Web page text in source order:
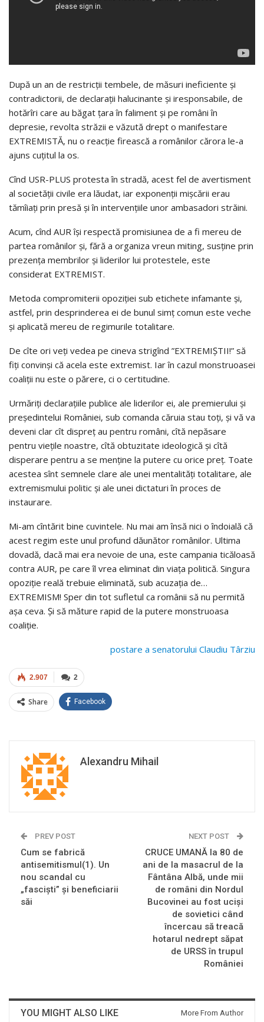
După un an de restricții tembele, de măsuri ineficiente și
contradictorii, de declarații halucinante și iresponsabile, de
hotărîri care au băgat țara în faliment și pe români în
depresie, revolta străzii e văzută drept o manifestare
EXTREMISTĂ, nu o reacție firească a românilor cărora le-a
ajuns cuțitul la os.
Cînd USR-PLUS protesta în stradă, acest fel de avertisment
al societății civile era lăudat, iar exponenții mișcării erau
tămîiați prin presă și în intervențiile unor ambasadori străini.
Acum, cînd AUR își respectă promisiunea de a fi mereu de
partea românilor și, fără a organiza vreun miting, susține prin
prezența membrilor și liderilor lui protestele, este
considerat EXTREMIST.
Metoda compromiterii opoziției sub etichete infamante și,
astfel, prin desprinderea ei de bunul simț comun este veche
și aplicată mereu de regimurile totalitare.
De cîte ori veți vedea pe cineva strigînd ”EXTREMIȘTII!” să
fiți convinși că acela este extremist. Iar în cazul monstruoasei
coaliții nu este o părere, ci o certitudine.
Urmăriți declarațiile publice ale liderilor ei, ale premierului și
președintelui României, sub comanda căruia stau toți, și vă va
deveni clar cît dispreț au pentru români, cîtă nepăsare
pentru viețile noastre, cîtă obtuzitate ideologică și cîtă
disperare pentru a se menține la putere cu orice preț. Toate
acestea sînt semnele clare ale unei mentalități totalitare, ale
extremismului politic și ale unei dictaturi în proces de
instaurare.
Mi-am cîntărit bine cuvintele. Nu mai am însă nici o îndoială că
acest regim este unul profund dăunător românilor. Ultima
dovadă, dacă mai era nevoie de una, este campania ticăloasă
contra AUR, pe care îl vrea eliminat din viața politică. Singura
opoziție reală trebuie eliminată, sub acuzația de…
EXTREMISM! Sper din tot sufletul ca românii să nu permită
așa ceva. Și să măture rapid de la putere monstruoasa
coaliție.
postare a senatorului Claudiu Târziu
2
2.907
Share Facebook
Alexandru Mihail
PREV POST
Cum se fabrică
antisemitismul(1). Un
nou scandal cu
„fasciști” și beneficiarii
săi
NEXT POST
CRUCE UMANĂ la 80 de
ani de la masacrul de la
Fântâna Albă, unde mii
de români din Nordul
Bucovinei au fost uciși
de sovietici când
încercau să treacă
hotarul nedrept săpat
de URSS în trupul
României
YOU MIGHT ALSO LIKE More From Author